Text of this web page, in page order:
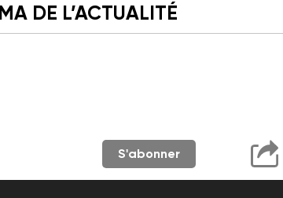
DE L’ACTUALITÉ
S'abonner